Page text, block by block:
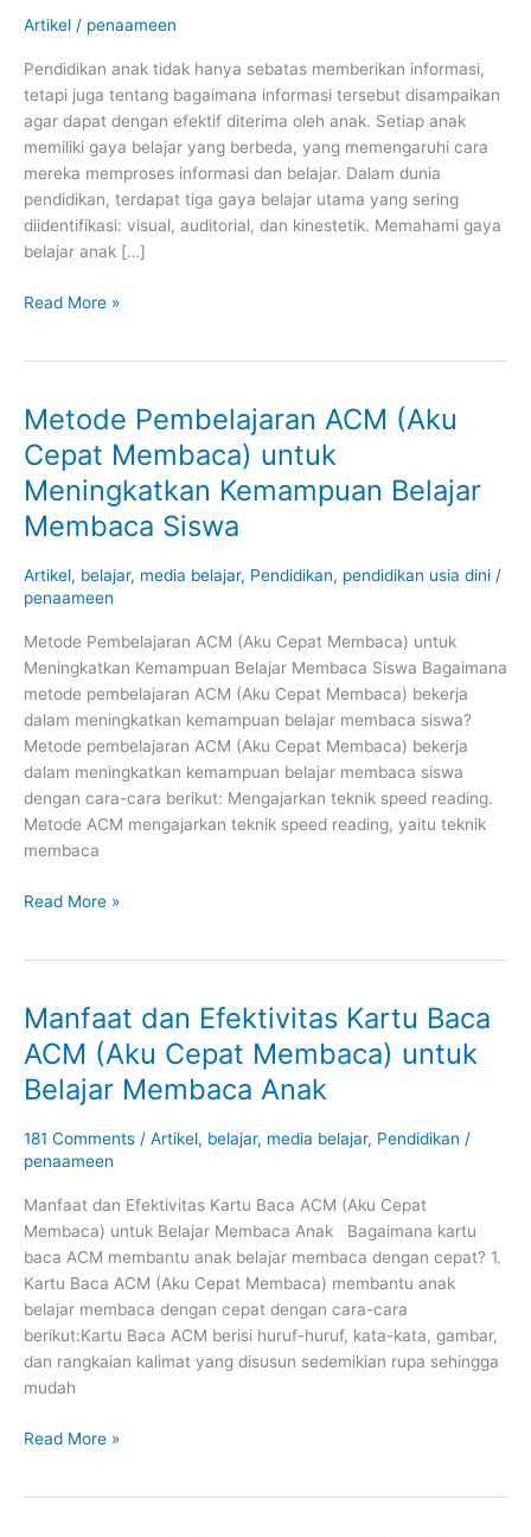
Artikel / penaameen
Pendidikan anak tidak hanya sebatas memberikan informasi,
tetapi juga tentang bagaimana informasi tersebut disampaikan
agar dapat dengan efektif diterima oleh anak. Setiap anak
memiliki gaya belajar yang berbeda, yang memengaruhi cara
mereka memproses informasi dan belajar. Dalam dunia
pendidikan, terdapat tiga gaya belajar utama yang sering
diidentifikasi: visual, auditorial, dan kinestetik. Memahami gaya
belajar anak […]
Belajar
Auditori,
dan
Kinestetik
Read More »
Metode Pembelajaran ACM (Aku
Cepat Membaca) untuk
Meningkatkan Kemampuan Belajar
Membaca Siswa
Artikel, belajar, media belajar, Pendidikan, pendidikan usia dini /
penaameen
Metode Pembelajaran ACM (Aku Cepat Membaca) untuk
Meningkatkan Kemampuan Belajar Membaca Siswa Bagaimana
metode pembelajaran ACM (Aku Cepat Membaca) bekerja
dalam meningkatkan kemampuan belajar membaca siswa?
Metode pembelajaran ACM (Aku Cepat Membaca) bekerja
dalam meningkatkan kemampuan belajar membaca siswa
dengan cara-cara berikut: Mengajarkan teknik speed reading.
Metode ACM mengajarkan teknik speed reading, yaitu teknik
membaca
Metode
Pembelajaran
ACM
(Aku
Cepat
untuk
Meningkatkan
Belajar
Membaca
Siswa
Read More »
Manfaat dan Efektivitas Kartu Baca
ACM (Aku Cepat Membaca) untuk
Belajar Membaca Anak
181 Comments / Artikel, belajar, media belajar, Pendidikan /
penaameen
Manfaat dan Efektivitas Kartu Baca ACM (Aku Cepat
Membaca) untuk Belajar Membaca Anak Bagaimana kartu
baca ACM membantu anak belajar membaca dengan cepat? 1.
Kartu Baca ACM (Aku Cepat Membaca) membantu anak
belajar membaca dengan cepat dengan cara-cara
berikut:Kartu Baca ACM berisi huruf-huruf, kata-kata, gambar,
dan rangkaian kalimat yang disusun sedemikian rupa sehingga
mudah
Manfaat
dan
Efektivitas
Kartu
ACM
(Aku
Cepat
Membaca)
untuk
Belajar
Membaca
Anak
Read More »